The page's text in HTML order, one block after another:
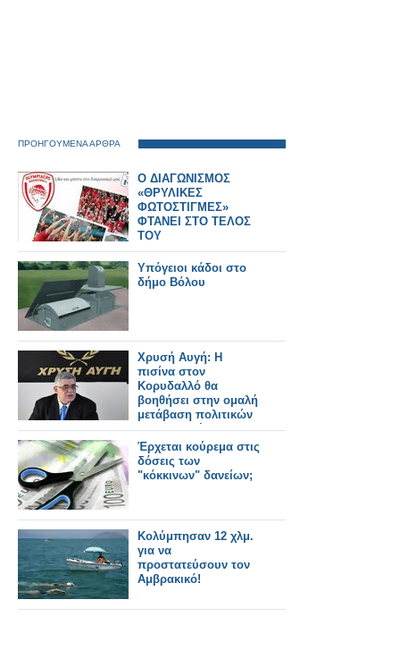
ΠΡΟΗΓΟΥΜΕΝΑ ΑΡΘΡΑ
Ο ΔΙΑΓΩΝΙΣΜΟΣ
«ΘΡΥΛΙΚΕΣ
ΦΩΤΟΣΤΙΓΜΕΣ»
ΦΤΑΝΕΙ ΣΤΟ ΤΕΛΟΣ
ΤΟΥ
Υπόγειοι κάδοι στο
δήμο Βόλου
Χρυσή Αυγή: Η
πισίνα στον
Κορυδαλλό θα
βοηθήσει στην ομαλή
μετάβαση πολιτικών
στη φυλακή
Έρχεται κούρεμα στις
δόσεις των
"κόκκινων" δανείων;
Koλύμπησαν 12 χλμ.
για να
προστατεύσουν τον
Αμβρακικό!